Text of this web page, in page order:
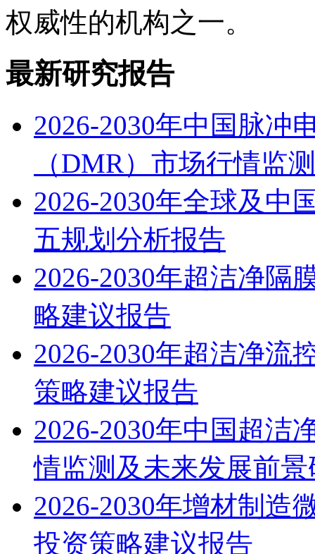
权威性的机构之一。
最新研究报告
2026-2030年中国脉冲
（DMR）市场行情监
2026-2030年全球及中
五规划分析报告
2026-2030年超洁净隔
略建议报告
2026-2030年超洁净流
策略建议报告
2026-2030年中国超洁
情监测及未来发展前
2026-2030年增材制造
投资策略建议报告